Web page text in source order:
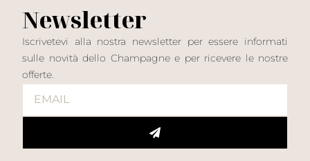
Newsletter
Iscrivetevi alla nostra newsletter per essere informati
sulle novità dello Champagne e per ricevere le nostre
offerte.